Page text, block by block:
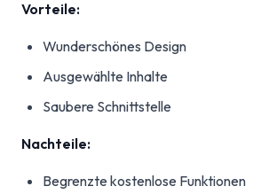
Vorteile:
Wunderschönes Design
Ausgewählte Inhalte
Saubere Schnittstelle
Nachteile:
Begrenzte kostenlose Funktionen